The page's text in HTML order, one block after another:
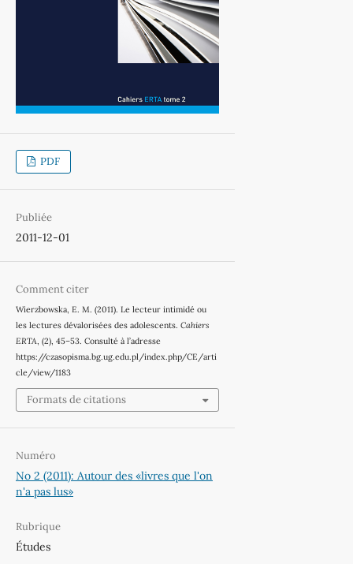
PDF
Publiée
2011-12-01
Comment citer
Wierzbowska, E. M. (2011). Le lecteur intimidé ou
les lectures dévalorisées des adolescents. Cahiers
ERTA , (2), 45–53. Consulté à l’adresse
https://czasopisma.bg.ug.edu.pl/index.php/CE/arti
cle/view/1183
Formats de citations
Numéro
No 2 (2011): Autour des «livres que l'on
n'a pas lus»
Rubrique
Études